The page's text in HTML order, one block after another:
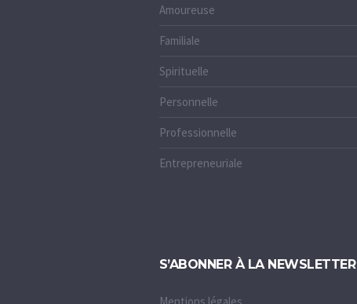
Amoureuse
Familiale
Spirituelle
Personnelle
Professionnelle
Entrepreneuriale
S’ABONNER À LA NEWSLETTER